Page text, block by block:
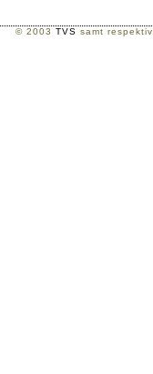
© 2003 TVS samt